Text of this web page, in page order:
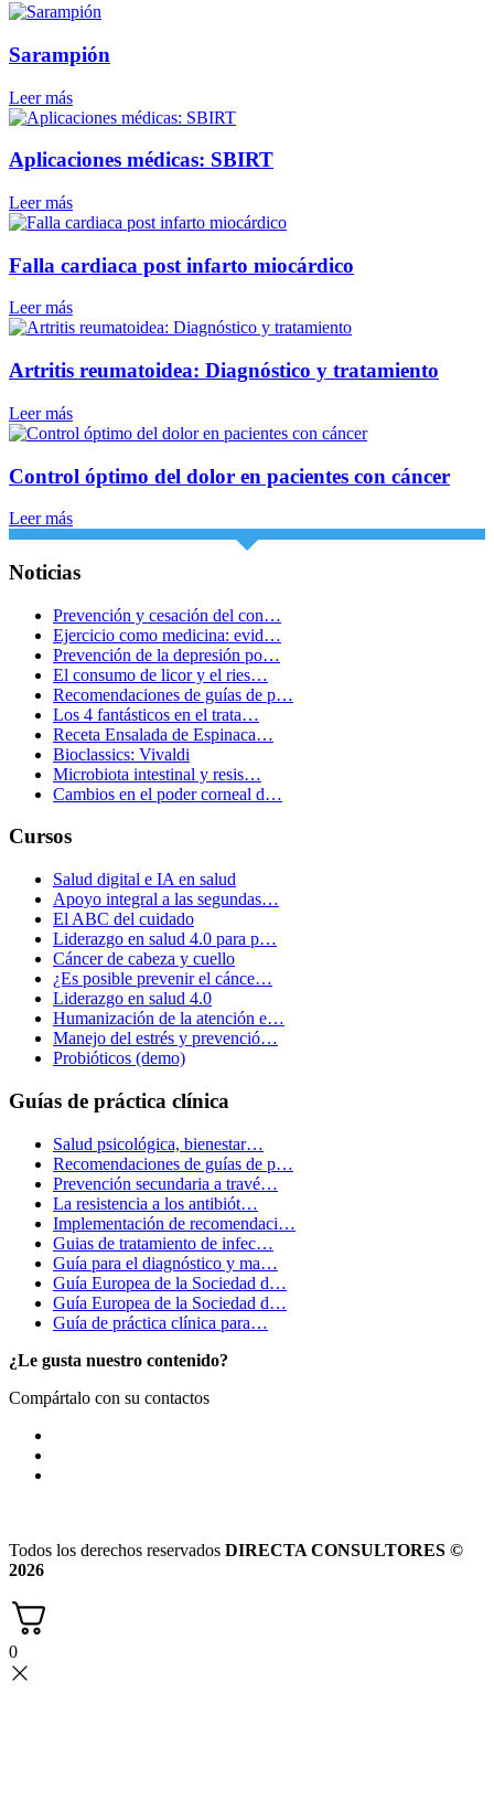
Sarampión
Leer más
Aplicaciones médicas: SBIRT
Leer más
Falla cardiaca post infarto miocárdico
Leer más
Artritis reumatoidea: Diagnóstico y tratamiento
Leer más
Control óptimo del dolor en pacientes con cáncer
Leer más
Noticias
Prevención y cesación del con…
Ejercicio como medicina: evid…
Prevención de la depresión po…
El consumo de licor y el ries…
Recomendaciones de guías de p…
Los 4 fantásticos en el trata…
Receta Ensalada de Espinaca…
Bioclassics: Vivaldi
Microbiota intestinal y resis…
Cambios en el poder corneal d…
Cursos
Salud digital e IA en salud
Apoyo integral a las segundas…
El ABC del cuidado
Liderazgo en salud 4.0 para p…
Cáncer de cabeza y cuello
¿Es posible prevenir el cánce…
Liderazgo en salud 4.0
Humanización de la atención e…
Manejo del estrés y prevenció…
Probióticos (demo)
Guías de práctica clínica
Salud psicológica, bienestar…
Recomendaciones de guías de p…
Prevención secundaria a travé…
La resistencia a los antibiót…
Implementación de recomendaci…
Guias de tratamiento de infec…
Guía para el diagnóstico y ma…
Guía Europea de la Sociedad d…
Guía Europea de la Sociedad d…
Guía de práctica clínica para…
¿Le gusta nuestro contenido?
Compártalo con su contactos
Todos los derechos reservados DIRECTA CONSULTORES ©
2026
0